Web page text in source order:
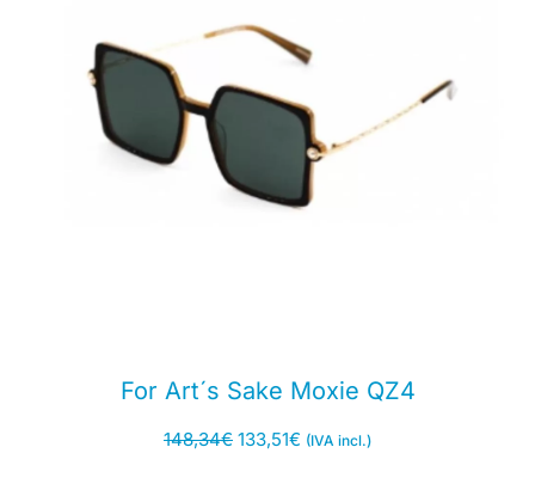
For Art´s Sake Moxie QZ4
148,34€ 133,51€ (IVA incl.)